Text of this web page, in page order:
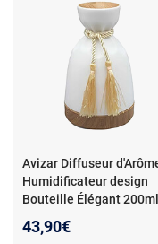
Avizar Diffuseur
Humidificateur design
Bouteille Élégant 200ml
43,90€